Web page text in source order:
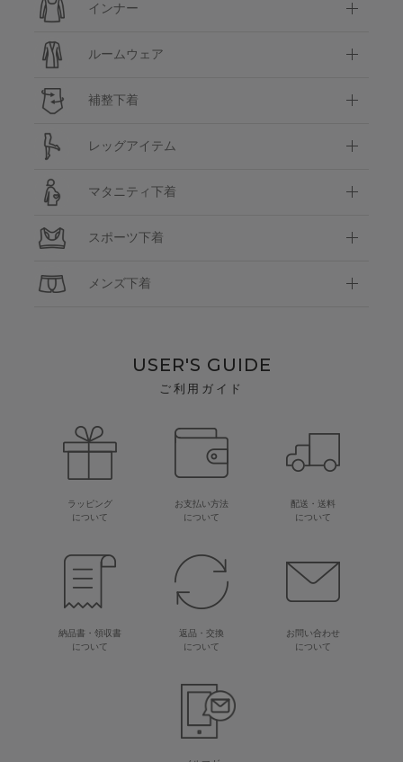
インナー
ルームウェア
補整下着
レッグアイテム
マタニティ下着
スポーツ下着
メンズ下着
USER'S GUIDE
ご利用ガイド
ラッピング
について
お支払い方法
について
配送・送料
について
納品書・領収書
について
返品・交換
について
お問い合わせ
について